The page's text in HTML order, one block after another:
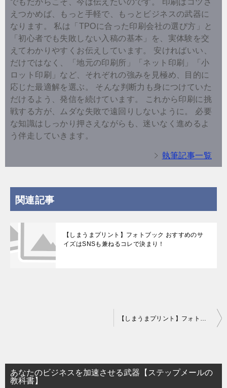
でもだからこそ、今は伝えたいのです。 印刷はコツさ
えつかめば、もっと手軽で、もっとビジネスの武器に
なります。 私は「TPOに合った印刷会社の選び方」と
「初心者でも失敗しない入稿の基本」を、実体験を交
えてわかりやすくお伝えしています。 安ければいい、
だけではなく、「地元の印刷所」「ネット印刷」「小
ロット印刷」など、それぞれの強みを見極め、目的に
応じた最適解を選ぶ。 そんな判断力も身につけていた
だけるよう、発信を続けています。 これから印刷に挑
戦する方が、ムダな失敗で遠回りしないように。 必要
な知識はしっかり押さえながらも、迷いなく進めるよ
う伴走していきます。
執筆記事一覧
関連記事
【しまうまプリント】フォトブック おすすめのサ
イズはSNSも兼ねるコレで決まり！
ビ
ゲ
【しまうまプリント】フォトブック おすすめのサイズはSNSも兼ねるコレで決まり！
あなたのビジネスを加速させる武器【ステップメールの
教科書】